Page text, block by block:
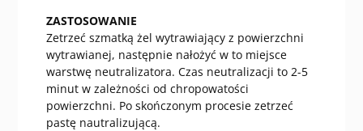
ZASTOSOWANIE
Zetrzeć szmatką żel wytrawiający z powierzchni
wytrawianej, następnie nałożyć w to miejsce
warstwę neutralizatora. Czas neutralizacji to 2-5
minut w zależności od chropowatości
powierzchni. Po skończonym procesie zetrzeć
pastę nautralizującą.